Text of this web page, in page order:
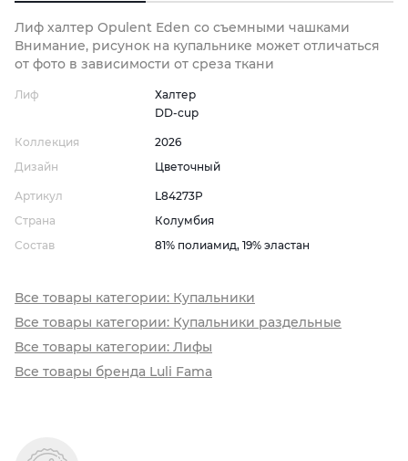
Лиф халтер Opulent Eden со съемными чашками
Внимание, рисунок на купальнике может отличаться
от фото в зависимости от среза ткани
Лиф
Халтер
DD-cup
Коллекция
2026
Дизайн
Цветочный
Артикул
L84273P
Страна
Колумбия
Состав
81% полиамид, 19% эластан
Все товары категории: Купальники
Все товары категории: Купальники раздельные
Все товары категории: Лифы
Все товары бренда Luli Fama